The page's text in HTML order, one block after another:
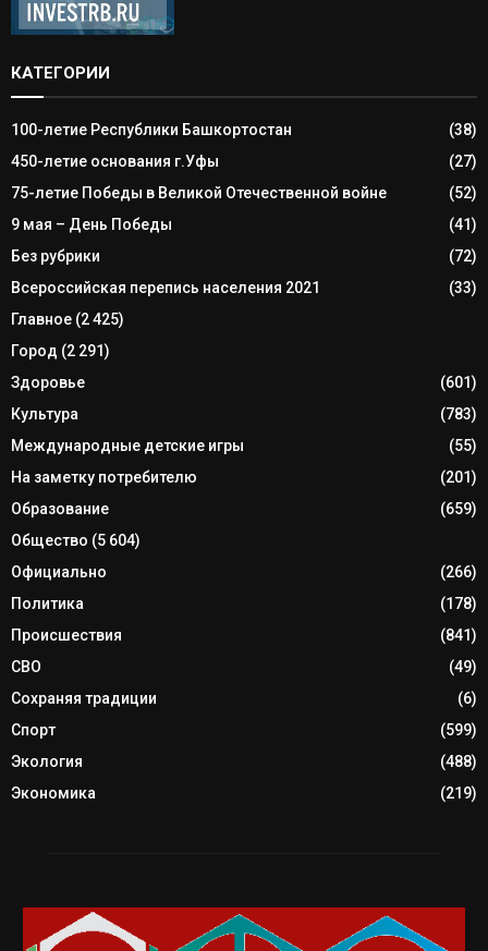
КАТЕГОРИИ
100-летие Республики Башкортостан
(38)
450-летие основания г.Уфы
(27)
75-летие Победы в Великой Отечественной войне
(52)
9 мая – День Победы
(41)
Без рубрики
(72)
Всероссийская перепись населения 2021
(33)
Главное (2 425)
Город (2 291)
Здоровье
(601)
Культура
(783)
Международные детские игры
(55)
На заметку потребителю
(201)
Образование
(659)
Общество (5 604)
Официально
(266)
Политика
(178)
Происшествия
(841)
СВО
(49)
Сохраняя традиции
(6)
Спорт
(599)
Экология
(488)
Экономика
(219)